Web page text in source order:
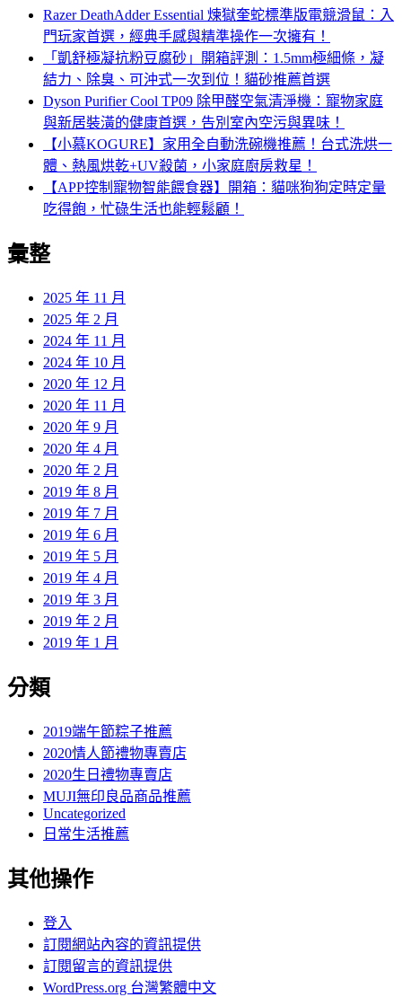
Razer DeathAdder Essential 煉獄奎蛇標準版電競滑鼠：入
門玩家首選，經典手感與精準操作一次擁有！
「凱舒極凝抗粉豆腐砂」開箱評測：1.5mm極細條，凝
結力、除臭、可沖式一次到位！貓砂推薦首選
Dyson Purifier Cool TP09 除甲醛空氣清淨機：寵物家庭
與新居裝潢的健康首選，告別室內空污與異味！
【小慕KOGURE】家用全自動洗碗機推薦！台式洗烘一
體、熱風烘乾+UV殺菌，小家庭廚房救星！
【APP控制寵物智能餵食器】開箱：貓咪狗狗定時定量
吃得飽，忙碌生活也能輕鬆顧！
彙整
2025 年 11 月
2025 年 2 月
2024 年 11 月
2024 年 10 月
2020 年 12 月
2020 年 11 月
2020 年 9 月
2020 年 4 月
2020 年 2 月
2019 年 8 月
2019 年 7 月
2019 年 6 月
2019 年 5 月
2019 年 4 月
2019 年 3 月
2019 年 2 月
2019 年 1 月
分類
2019端午節粽子推薦
2020情人節禮物專賣店
2020生日禮物專賣店
MUJI無印良品商品推薦
Uncategorized
日常生活推薦
其他操作
登入
訂閱網站內容的資訊提供
訂閱留言的資訊提供
WordPress.org 台灣繁體中文